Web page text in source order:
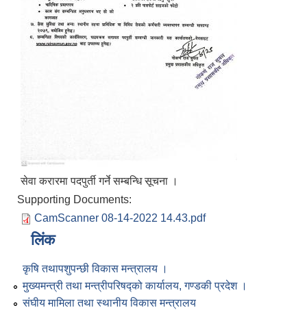
सेवा करारमा पदपुर्ती गर्ने सम्बन्धि सूचना ।
Supporting Documents:
CamScanner 08-14-2022 14.43.pdf
लिंक
कृषि तथापशुपन्छी विकास मन्त्रालय ।
मुख्यमन्त्री तथा मन्त्रीपरिषद्को कार्यालय, गण्डकी प्रदेश ।
संघीय मामिला तथा स्थानीय विकास मन्त्रालय